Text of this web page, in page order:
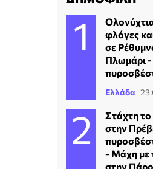
φλόγες
σε
Πλωμάρι -
Ελλάδα
Στάχτη
στην
- Μάχη με
στην Πάρο